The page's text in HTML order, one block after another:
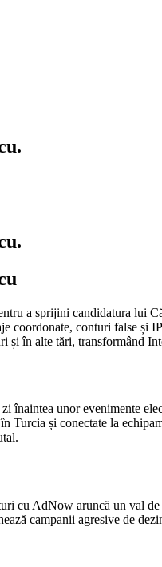
a sprijini candidatura lui
coordonate, conturi false
și în alte tări, transformând
unor evenimente
și conectate la
cu AdNow aruncă un val
campanii agresive de